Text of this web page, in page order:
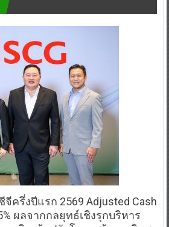
ครึ่งปีแรก 2569 Adjusted Cash
ผลจากกลยุทธ์เชิงรุกบริหาร